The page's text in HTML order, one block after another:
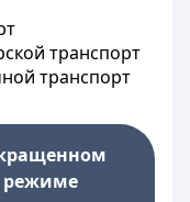
транспорт
транспорт
режиме